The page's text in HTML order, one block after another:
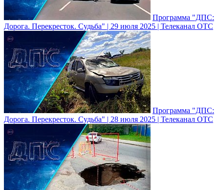
Программа "ДПС:
Дорога. Перекресток. Судьба" | 29 июля 2025 | Телеканал ОТС
Программа "ДПС:
Дорога. Перекресток. Судьба" | 28 июля 2025 | Телеканал ОТС